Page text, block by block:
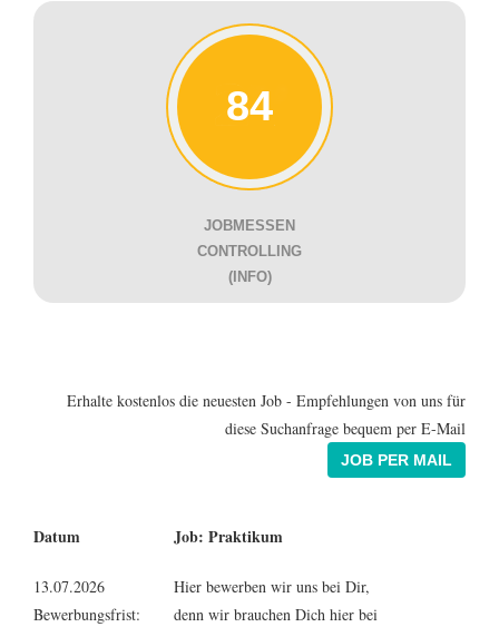
84
JOBMESSEN
CONTROLLING
(INFO)
Erhalte kostenlos die neuesten Job - Empfehlungen von uns für
diese Suchanfrage bequem per E-Mail
JOB PER MAIL
Datum Job: Praktikum
13.07.2026
Bewerbungsfrist:
Hier bewerben wir uns bei Dir,
denn wir brauchen Dich hier bei